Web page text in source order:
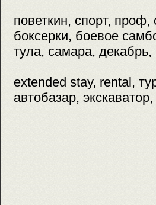
поветкин, спорт,
боксерки, боевое
тула, самара,
extended stay, rental,
автобазар,